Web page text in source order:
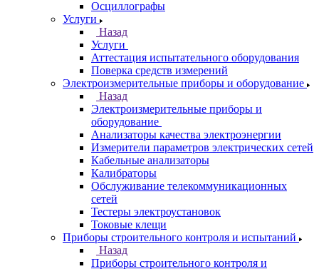
Осциллографы
Услуги
Назад
Услуги
Аттестация испытательного оборудования
Поверка средств измерений
Электроизмерительные приборы и оборудование
Назад
Электроизмерительные приборы и
оборудование
Анализаторы качества электроэнергии
Измерители параметров электрических сетей
Кабельные анализаторы
Калибраторы
Обслуживание телекоммуникационных
сетей
Тестеры электроустановок
Токовые клещи
Приборы строительного контроля и испытаний
Назад
Приборы строительного контроля и